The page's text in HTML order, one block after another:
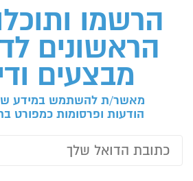
הרשמו
הראשונים
מבצעים
מאשר/ת להשתמש במידע
הודעות ופרסומות כמפורט